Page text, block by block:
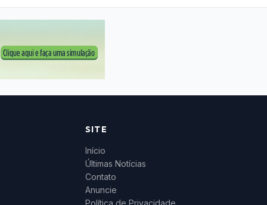
SITE
Início
Últimas Notícias
Contato
Anuncie
Política de Privacidade